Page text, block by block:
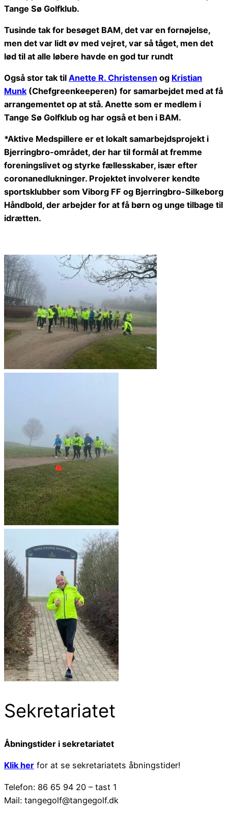
Tange Sø Golfklub.
Tusinde tak for besøget BAM, det var en fornøjelse,
men det var lidt øv med vejret, var så tåget, men det
lød til at alle løbere havde en god tur rundt
Også stor tak til Anette R. Christensen og Kristian
Munk(Chefgreenkeeperen) for samarbejdet med at få
arrangementet op at stå. Anette som er medlem i
Tange Sø Golfklub og har også et ben i BAM.
*Aktive Medspillere er et lokalt samarbejdsprojekt i
Bjerringbro-området, der har til formål at fremme
foreningslivet og styrke fællesskaber, især efter
coronanedlukninger. Projektet involverer kendte
sportsklubber som Viborg FF og Bjerringbro-Silkeborg
Håndbold, der arbejder for at få børn og unge tilbage til
idrætten.
Sekretariatet
Åbningstider i sekretariatet
Klik her for at se sekretariatets åbningstider!
Telefon: 86 65 94 20 – tast 1
Mail: tangegolf@tangegolf.dk